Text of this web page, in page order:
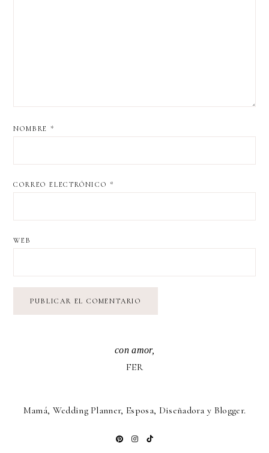
NOMBRE*
CORREO ELECTRÓNICO *
WEB
con amor,
FER
Mamá, Wedding Planner, Esposa, Diseñadora y Blogger.